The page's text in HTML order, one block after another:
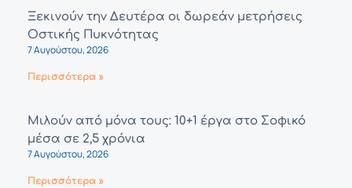
Ξεκινούν την Δευτέρα οι δωρεάν μετρήσεις
Οστικής Πυκνότητας
7 Αυγούστου, 2026
Περισσότερα »
Μιλούν από μόνα τους: 10+1 έργα στο Σοφικό
μέσα σε 2,5 χρόνια
7 Αυγούστου, 2026
Περισσότερα »